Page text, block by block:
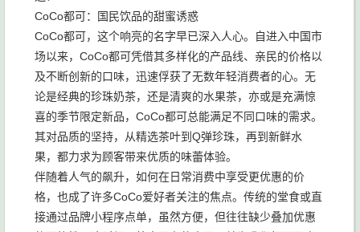
CoCo都可：国民饮品的甜蜜诱惑
CoCo都可，这个响亮的名字早已深入人心。自进入中国市
场以来，CoCo都可凭借其多样化的产品线、亲民的价格以
及不断创新的口味，迅速俘获了无数年轻消费者的心。无
论是经典的珍珠奶茶，还是清爽的水果茶，亦或是充满惊
喜的季节限定新品，CoCo都可总能满足不同口味的需求。
其对品质的坚持，从精选茶叶到Q弹珍珠，再到新鲜水
果，都力求为顾客带来优质的味蕾体验。
伴随着人气的飙升，如何在日常消费中享受更优惠的价
格，也成了许多CoCo爱好者关注的焦点。传统的堂食或直
接通过品牌小程序点单，虽然方便，但往往缺少叠加优惠